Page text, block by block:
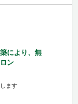
により、無
ン
ます